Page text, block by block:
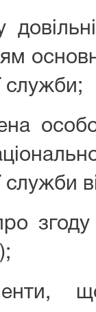
служби;
служби